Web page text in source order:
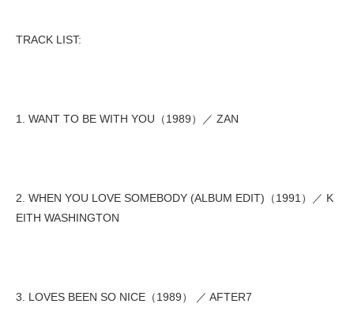
TRACK LIST:
1. WANT TO BE WITH YOU（1989）／ ZAN
2. WHEN YOU LOVE SOMEBODY (ALBUM EDIT)（1991）／ K
EITH WASHINGTON
3. LOVES BEEN SO NICE（1989） ／ AFTER7